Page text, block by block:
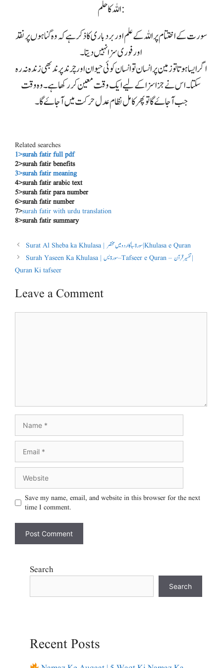
اللہ کاحلم :
سورت کے اختتام پر اللہ کے علم اور بردباری کا ذکر ہے کہ وہ گناہوں پر نقد
اور فوری سزا نہیں دیتا۔
اگر ایسا ہوتا تو زمین پر انسان تو انسان کوئی حیوان اور چرند پرند بھی زندہ نہ رہ
سکتا۔ اس نے جزا سزا کے لیے ایک وقت معین کر رکھا ہے۔ وہ وقت
جب آ جاۓ گا تو پھر کامل نظام عدل حرکت میں آ جاۓ گا۔
Related searches
1>surah fatir full pdf
2>surah fatir benefits
3>surah fatir meaning
4>surah fatir arabic text
5>surah fatir para number
6>surah fatir number
7>surah fatir with urdu translation
8>surah fatir summary
Surat Al Sheba ka Khulasa | سورۃ سبأ کا اردو میں مختصر | Khulasa e Quran
Surah Yaseen Ka Khulasa | سورۃ یس – Tafseer e Quran – تفسیر قرآن |
Quran Ki tafseer
Leave a Comment
Save my name, email, and website in this browser for the next
time I comment.
Search
Search
Recent Posts